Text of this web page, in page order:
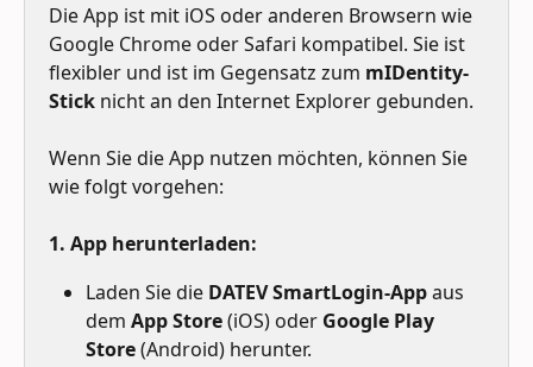
Die App ist mit iOS oder anderen Browsern wie
Google Chrome oder Safari kompatibel. Sie ist
flexibler und ist im Gegensatz zum mIDentity-
Stick nicht an den Internet Explorer gebunden.
Wenn Sie die App nutzen möchten, können Sie
wie folgt vorgehen:
1. App herunterladen:
Laden Sie die DATEV SmartLogin-App aus
dem App Store (iOS) oder Google Play
Store (Android) herunter.